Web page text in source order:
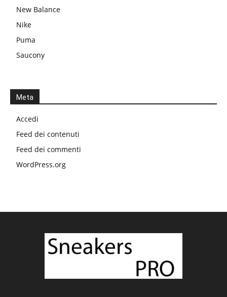
New Balance
Nike
Puma
Saucony
Meta
Accedi
Feed dei contenuti
Feed dei commenti
WordPress.org